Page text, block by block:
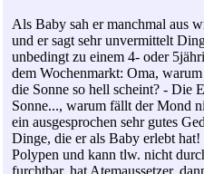
Als Baby sah er manchmal aus
und er sagt sehr unvermittelt
unbedingt zu einem 4- oder
dem Wochenmarkt: Oma,
die Sonne so hell scheint? - Die
Sonne..., warum fällt der Mond
ein ausgesprochen sehr gutes
Dinge, die er als Baby erlebt hat!
Polypen und kann tlw. nicht
furchtbar, hat Atemaussetzer,